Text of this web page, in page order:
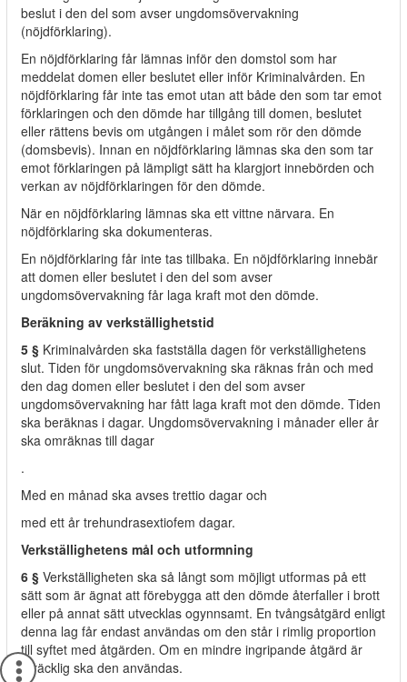
beslut i den del som avser ungdomsövervakning
(nöjdförklaring).
En nöjdförklaring får lämnas inför den domstol som har
meddelat domen eller beslutet eller inför Kriminalvården. En
nöjdförklaring får inte tas emot utan att både den som tar emot
förklaringen och den dömde har tillgång till domen, beslutet
eller rättens bevis om utgången i målet som rör den dömde
(domsbevis). Innan en nöjdförklaring lämnas ska den som tar
emot förklaringen på lämpligt sätt ha klargjort innebörden och
verkan av nöjdförklaringen för den dömde.
När en nöjdförklaring lämnas ska ett vittne närvara. En
nöjdförklaring ska dokumenteras.
En nöjdförklaring får inte tas tillbaka. En nöjdförklaring innebär
att domen eller beslutet i den del som avser
ungdomsövervakning får laga kraft mot den dömde.
Beräkning av verkställighetstid
5 § Kriminalvården ska fastställa dagen för verkställighetens
slut. Tiden för ungdomsövervakning ska räknas från och med
den dag domen eller beslutet i den del som avser
ungdomsövervakning har fått laga kraft mot den dömde. Tiden
ska beräknas i dagar. Ungdomsövervakning i månader eller år
ska omräknas till dagar
.
Med en månad ska avses trettio dagar och
med ett år trehundrasextiofem dagar.
Verkställighetens mål och utformning
6 § Verkställigheten ska så långt som möjligt utformas på ett
sätt som är ägnat att förebygga att den dömde återfaller i brott
eller på annat sätt utvecklas ogynnsamt. En tvångsåtgärd enligt
denna lag får endast användas om den står i rimlig proportion
till syftet med åtgärden. Om en mindre ingripande åtgärd är
tillräcklig ska den användas.